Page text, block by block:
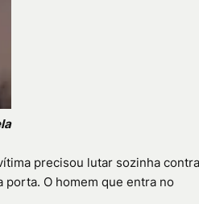
precisou lutar sozinha contra
O homem que entra no